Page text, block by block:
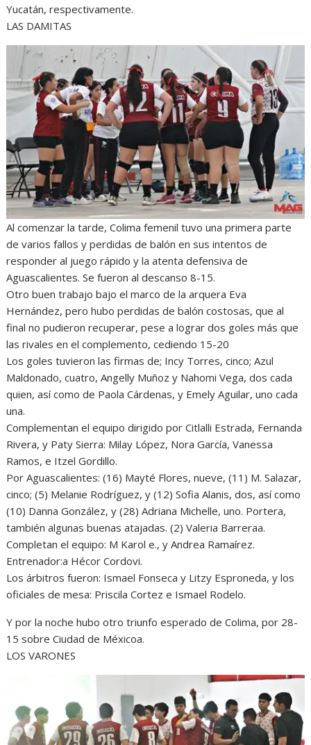
Yucatán, respectivamente.
LAS DAMITAS
Al comenzar la tarde, Colima femenil tuvo una primera parte
de varios fallos y perdidas de balón en sus intentos de
responder al juego rápido y la atenta defensiva de
Aguascalientes. Se fueron al descanso 8-15.
Otro buen trabajo bajo el marco de la arquera Eva
Hernández, pero hubo perdidas de balón costosas, que al
final no pudieron recuperar, pese a lograr dos goles más que
las rivales en el complemento, cediendo 15-20
Los goles tuvieron las firmas de; Incy Torres, cinco; Azul
Maldonado, cuatro, Angelly Muñoz y Nahomi Vega, dos cada
quien, así como de Paola Cárdenas, y Emely Aguilar, uno cada
una.
Complementan el equipo dirigido por Citlalli Estrada, Fernanda
Rivera, y Paty Sierra: Milay López, Nora García, Vanessa
Ramos, e Itzel Gordillo.
Por Aguascalientes: (16) Mayté Flores, nueve, (11) M. Salazar,
cinco; (5) Melanie Rodríguez, y (12) Sofia Alanis, dos, así como
(10) Danna González, y (28) Adriana Michelle, uno. Portera,
también algunas buenas atajadas. (2) Valeria Barreraa.
Completan el equipo: M Karol e., y Andrea Ramaírez.
Entrenador:a Hécor Cordovi.
Los árbitros fueron: Ismael Fonseca y Litzy Esproneda, y los
oficiales de mesa: Priscila Cortez e Ismael Rodelo.
Y por la noche hubo otro triunfo esperado de Colima, por 28-
15 sobre Ciudad de Méxicoa.
LOS VARONES